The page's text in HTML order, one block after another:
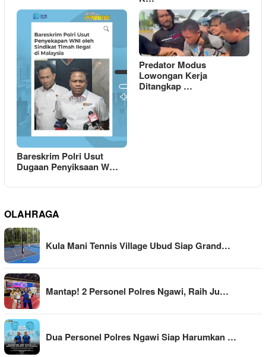
Bareskrim Polri Usut
Dugaan Penyiksaan W…
Predator Modus
Lowongan Kerja
Ditangkap …
OLAHRAGA
Kula Mani Tennis Village Ubud Siap Grand…
Mantap! 2 Personel Polres Ngawi, Raih Ju…
Dua Personel Polres Ngawi Siap Harumkan …